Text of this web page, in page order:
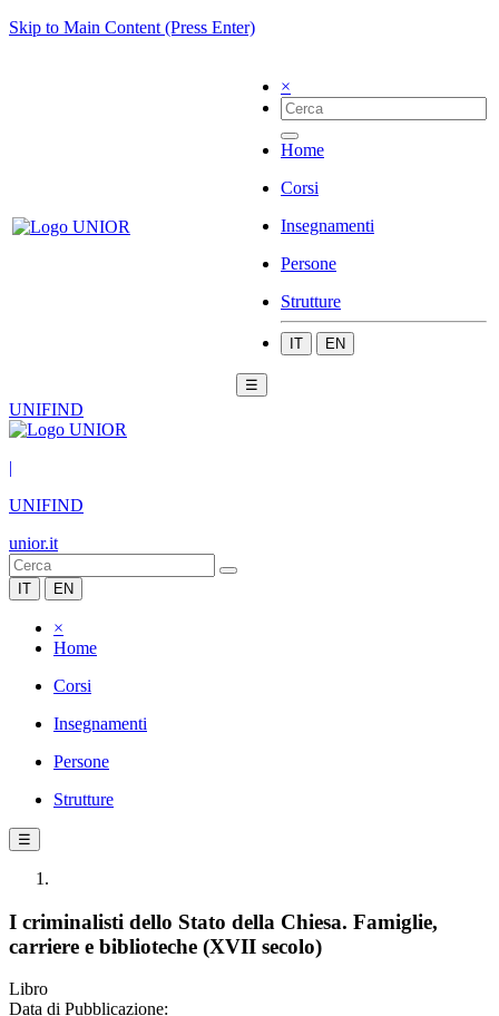
Skip to Main Content (Press Enter)
×
Home
Corsi
Insegnamenti
Persone
Strutture
IT EN
☰
UNIFIND
|
UNIFIND
unior.it
IT EN
×
Home
Corsi
Insegnamenti
Persone
Strutture
☰
I criminalisti dello Stato della Chiesa. Famiglie,
carriere e biblioteche (XVII secolo)
Libro
Data di Pubblicazione: